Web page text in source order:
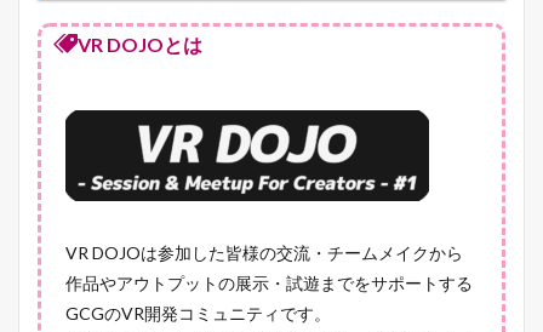
VR DOJOとは
VR DOJOは参加した皆様の交流・チームメイクから
作品やアウトプットの展示・試遊までをサポートする
GCGのVR開発コミュニティです。